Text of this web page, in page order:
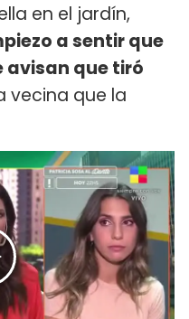
en el jardín,
a sentir que
avisan que tiró
vecina que la